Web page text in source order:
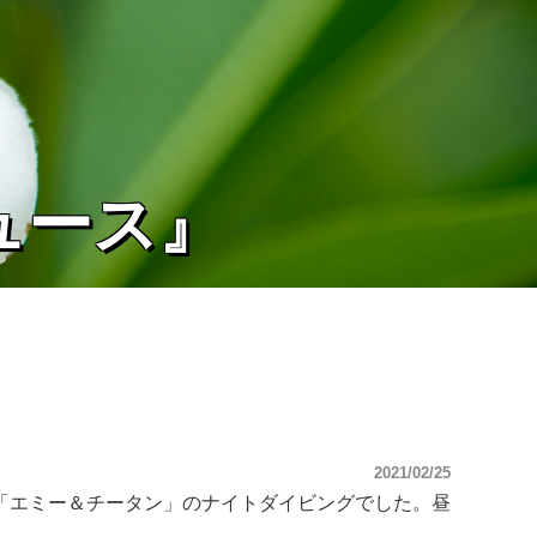
ス』
2021/02/25
ミー＆チータン」のナイトダイビングでした。昼